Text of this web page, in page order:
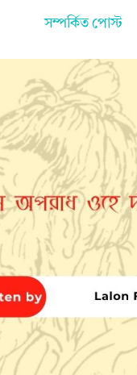
সম্পর্কিত পোস্ট